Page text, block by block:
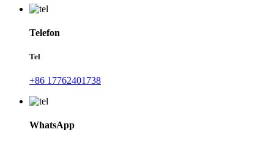
Telefon
Tel
+86 17762401738
WhatsApp